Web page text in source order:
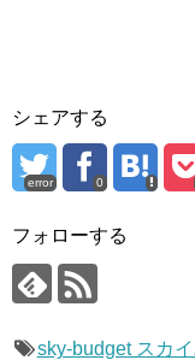
シェアする
error 0
フォローする
sky-budget スカ